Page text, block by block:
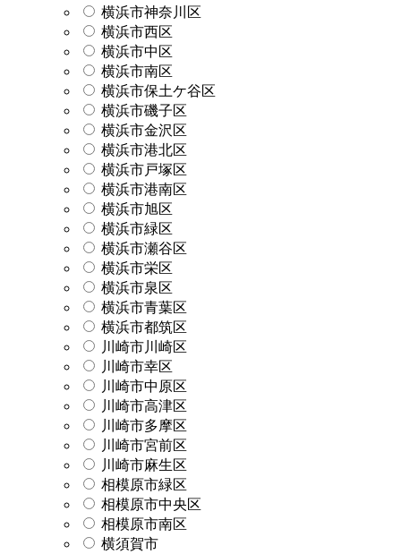
横浜市神奈川区
横浜市西区
横浜市中区
横浜市南区
横浜市保土ケ谷区
横浜市磯子区
横浜市金沢区
横浜市港北区
横浜市戸塚区
横浜市港南区
横浜市旭区
横浜市緑区
横浜市瀬谷区
横浜市栄区
横浜市泉区
横浜市青葉区
横浜市都筑区
川崎市川崎区
川崎市幸区
川崎市中原区
川崎市高津区
川崎市多摩区
川崎市宮前区
川崎市麻生区
相模原市緑区
相模原市中央区
相模原市南区
横須賀市